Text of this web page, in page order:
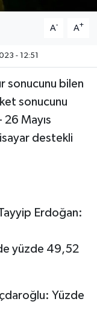
A- A+
- 12:51
sonucunu bilen
sonucunu
Mayıs
destekli
Erdoğan:
yüzde 49,52
Yüzde